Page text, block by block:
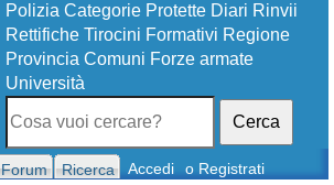
Polizia Categorie Protette Diari Rinvii
Rettifiche Tirocini Formativi Regione
Provincia Comuni Forze armate
Università
Cerca
Forum Ricerca Accedi o Registrati